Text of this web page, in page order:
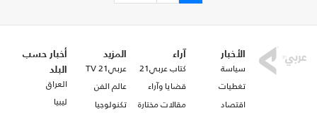
الأخبار
سياسة
تغطيات
اقتصاد
آراء
كتاب عربي21
قضايا وآراء
مقالات مختارة
المزيد
عربي21 TV
عالم الفن
تكنولوجيا
أخبار حسب
البلد
العراق
ليبيا